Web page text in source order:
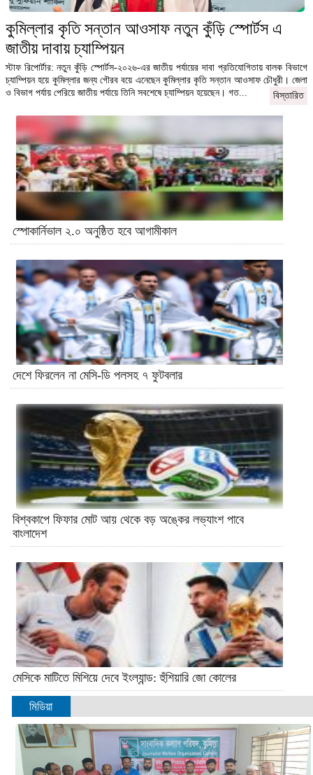
কুমিল্লার কৃতি সন্তান আওসাফ নতুন কুঁড়ি স্পোর্টস এ
জাতীয় দাবায় চ্যাম্পিয়ন
স্টাফ রিপোর্টার: নতুন কুঁড়ি স্পোর্টস-২০২৬-এর জাতীয় পর্যায়ের দাবা প্রতিযোগিতায় বালক বিভাগে
চ্যাম্পিয়ন হয়ে কুমিল্লার জন্য গৌরব বয়ে এনেছেন কুমিল্লার কৃতি সন্তান আওসাফ চৌধুরী। জেলা
ও বিভাগ পর্যায় পেরিয়ে জাতীয় পর্যায়ে তিনি সবশেষে চ্যাম্পিয়ন হয়েছেন। গত...
বিস্তারিত
স্পোকার্নিভাল ২.০ অনুষ্ঠিত হবে আগামীকাল
দেশে ফিরলেন না মেসি-ডি পলসহ ৭ ফুটবলার
বিশ্বকাপে ফিফার মোট আয় থেকে বড় অঙ্কের লভ্যাংশ পাবে
বাংলাদেশ
মেসিকে মাটিতে মিশিয়ে দেবে ইংল্যান্ড: হুঁশিয়ারি জো কোলের
মিডিয়া